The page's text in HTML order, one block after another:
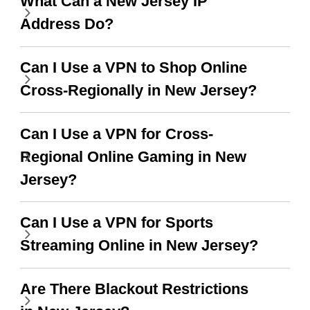
this app is and even if
support this amazing
vpn honestly you should
put more ads to grant us
more range and faster
WiFi but honestly the
WiFi is already fast
when I use this I just
wanted to say thank you
and keep up the good
work.
have not seen any ads
free service. A 10/10.
Address Do?
Can I Use a VPN to Shop Online
Cross-Regionally in New Jersey?
Can I Use a VPN for Cross-
Regional Online Gaming in New
Jersey?
Can I Use a VPN for Sports
Streaming Online in New Jersey?
Are There Blackout Restrictions